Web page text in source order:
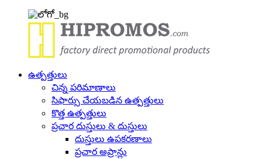
ఉత్పత్తులు
చిన్న పరిమాణాలు
సిఫార్సు చేయబడిన ఉత్పత్తులు
కొత్త ఉత్పత్తులు
ప్రచార దుస్తులు & దుస్తులు
దుస్తులు ఉపకరణాలు
ప్రచార అప్రాన్లు